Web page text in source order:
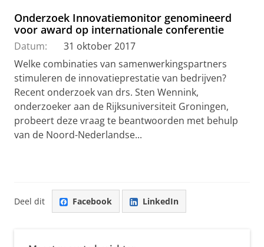
Onderzoek Innovatiemonitor genomineerd
voor award op internationale conferentie
Datum:
31 oktober 2017
Welke combinaties van samenwerkingspartners
stimuleren de innovatieprestatie van bedrijven?
Recent onderzoek van drs. Sten Wennink,
onderzoeker aan de Rijksuniversiteit Groningen,
probeert deze vraag te beantwoorden met behulp
van de Noord-Nederlandse...
Deel dit Facebook LinkedIn